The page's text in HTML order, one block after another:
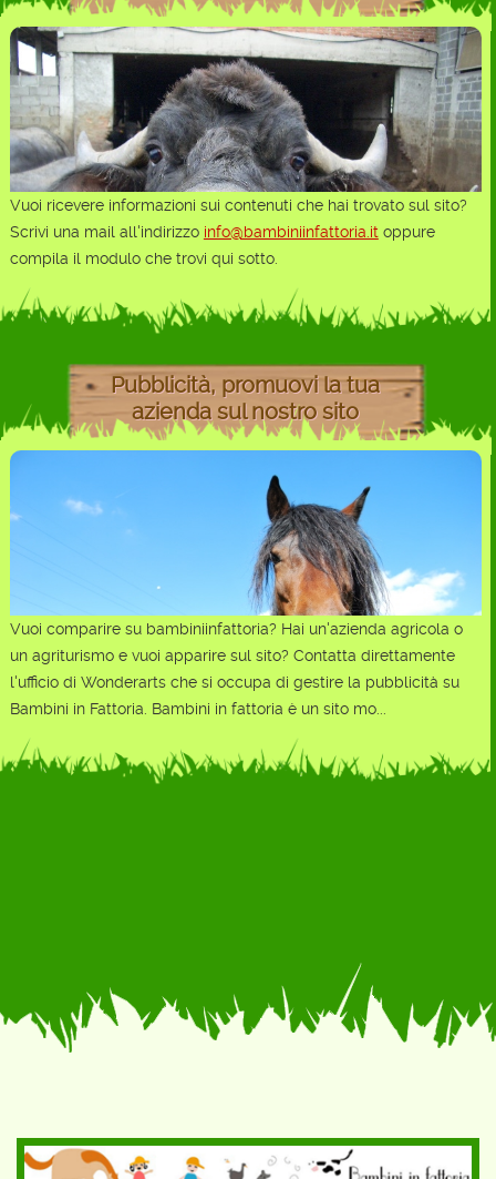
Vuoi ricevere informazioni sui contenuti che hai trovato sul sito?
Scrivi una mail all'indirizzo info@bambiniinfattoria.itoppure
compila il modulo che trovi qui sotto.
Pubblicità, promuovi la tua
azienda sul nostro sito
Vuoi comparire su bambiniinfattoria? Hai un'azienda agricola o
un agriturismo e vuoi apparire sul sito? Contatta direttamente
l'ufficio di Wonderarts che si occupa di gestire la pubblicità su
Bambini in Fattoria. Bambini in fattoria è un sito mo...